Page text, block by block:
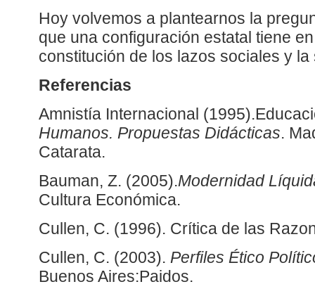
Hoy volvemos a plantearnos la
que una configuración estatal tiene
constitución de los lazos sociales y la
Referencias
Amnistía Internacional
Humanos. Propuestas Didácticas.
Catarata.
Bauman, Z. (2005).Modernidad
Cultura Económica.
Cullen, C. (1996). Crítica de las
Cullen, C. (2003). Perfiles Ético
Buenos Aires:Paidos.